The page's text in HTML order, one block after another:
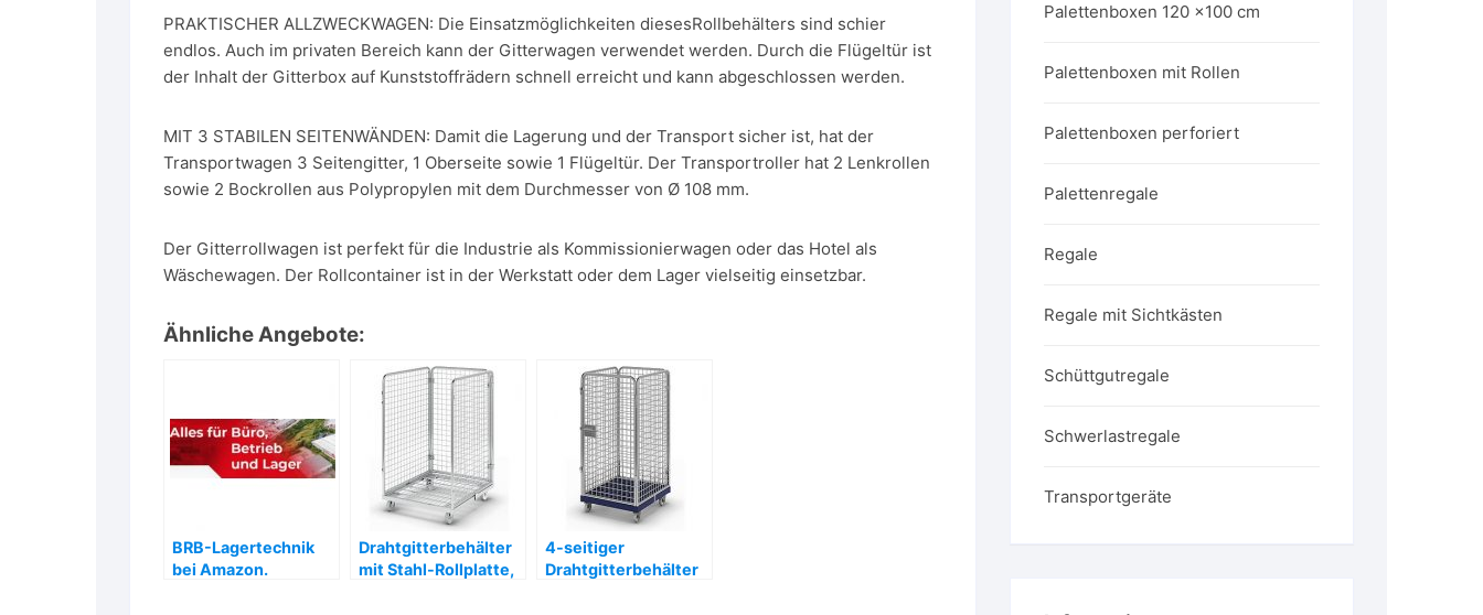
PRAKTISCHER ALLZWECKWAGEN: Die Einsatzmöglichkeiten diesesRollbehälters sind schier
endlos. Auch im privaten Bereich kann der Gitterwagen verwendet werden. Durch die Flügeltür ist
der Inhalt der Gitterbox auf Kunststoffrädern schnell erreicht und kann abgeschlossen werden.
MIT 3 STABILEN SEITENWÄNDEN: Damit die Lagerung und der Transport sicher ist, hat der
Transportwagen 3 Seitengitter, 1 Oberseite sowie 1 Flügeltür. Der Transportroller hat 2 Lenkrollen
sowie 2 Bockrollen aus Polypropylen mit dem Durchmesser von Ø 108 mm.
Der Gitterrollwagen ist perfekt für die Industrie als Kommissionierwagen oder das Hotel als
Wäschewagen. Der Rollcontainer ist in der Werkstatt oder dem Lager vielseitig einsetzbar.
Ähnliche Angebote:
BRB-Lagertechnik
bei Amazon.
Drahtgitterbehälter
mit Stahl-Rollplatte,
4-seitiger
Drahtgitterbehälter
Palettenboxen 120 x100 cm
Palettenboxen mit Rollen
Palettenboxen perforiert
Palettenregale
Regale
Regale mit Sichtkästen
Schüttgutregale
Schwerlastregale
Transportgeräte